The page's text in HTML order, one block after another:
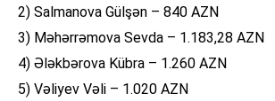
2) Salmanova Gülşən – 840 AZN
3) Məhərrəmova Sevda – 1.183,28 AZN
4) Ələkbərova Kübra – 1.260 AZN
5) Vəliyev Vəli – 1.020 AZN